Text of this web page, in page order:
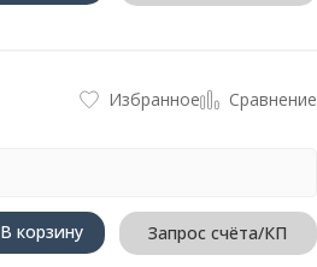
Избранное Сравнение
В корзину Запрос счёта/КП